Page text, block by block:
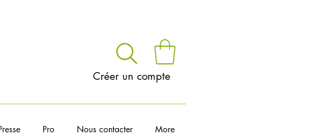
Créer un compte
Pro Nous contacter More